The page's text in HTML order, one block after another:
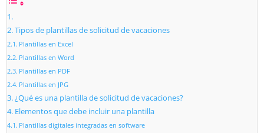
Tipos de plantillas de solicitud de vacaciones
Plantillas en Excel
Plantillas en Word
Plantillas en PDF
Plantillas en JPG
¿Qué es una plantilla de solicitud de vacaciones?
Elementos que debe incluir una plantilla
Plantillas digitales integradas en software